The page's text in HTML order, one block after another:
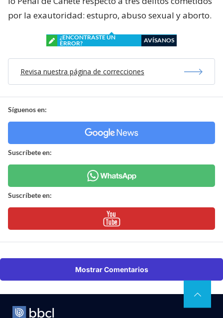
por la exautoridad: estupro, abuso sexual y aborto.
¿ENCONTRASTE UN
ERROR?
AVÍSANOS
Revisa nuestra página de correcciones
Síguenos en:
Suscríbete en:
Suscríbete en:
Mostrar Comentarios